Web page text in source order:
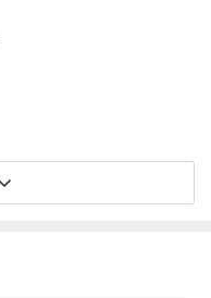
로 유인하라”